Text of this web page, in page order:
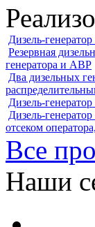
Дизель-
Резервная
генератора и АВР
Два дизельных
Дизель-
Дизель-
отсеком
Все
Наши